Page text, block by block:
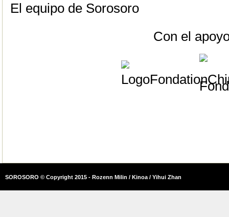
El equipo de Sorosoro
Con el
SOROSORO © Copyright 2015 - Rozenn Milin / Kinoa / Yihui Zhan